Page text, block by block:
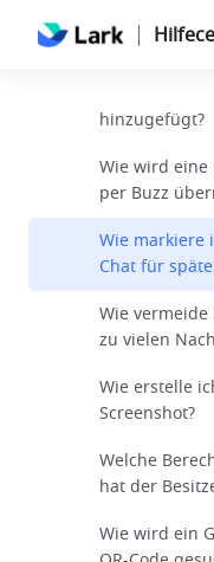
Wie werden
Nachrichten
hinzugefügt?
Wie wird
per Buzz
Wie markiere
Chat für
Wie vermeide
zu vielen
Wie erstelle
Screenshot?
Welche
hat der
Wie wird ein